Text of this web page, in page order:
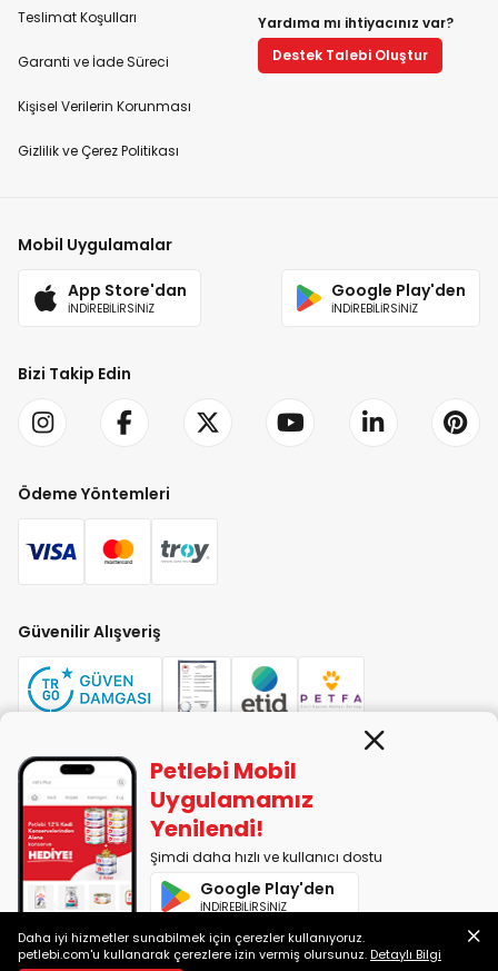
Teslimat Koşulları
Garanti ve İade Süreci
Kişisel Verilerin Korunması
Gizlilik ve Çerez Politikası
Yardıma mı ihtiyacınız var?
Destek Talebi Oluştur
Mobil Uygulamalar
App Store'dan
İNDİREBİLİRSİNİZ
Google Play'den
İNDİREBİLİRSİNİZ
Bizi Takip Edin
Ödeme Yöntemleri
Güvenilir Alışveriş
PETLEBİ EVCİL HAYVAN ÜRÜNLERİ PAZ. SAN. TİC. LTD. ŞTİ. Alaşarköy Mah.
1. Alaşar Cad. No: 9 Osmangazi/Bursa
7290599225 vergi numarasıyla Uludağ Vergi Dairesi'ne bağlıdır.
2014-2026 © petlebi.com v11.90.0
Bursa'da sevgiyle yapıldı.
Petlebi Mobil
Uygulamamız
Yenilendi!
Şimdi daha hızlı ve kullanıcı dostu
Google Play'den
İNDİREBİLİRSİNİZ
App Store'dan
Daha iyi hizmetler sunabilmek için çerezler kullanıyoruz.
petlebi.com'u kullanarak çerezlere izin vermiş olursunuz.Detaylı Bilgi